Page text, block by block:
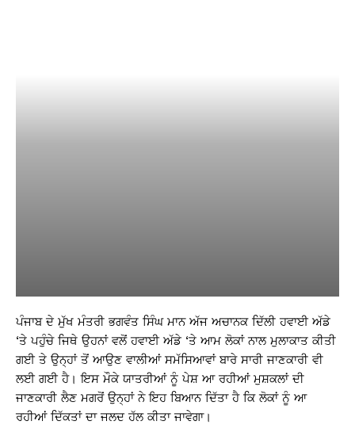
ਪੰਜਾਬ ਦੇ ਮੁੱਖ ਮੰਤਰੀ ਭਗਵੰਤ ਸਿੰਘ ਮਾਨ ਅੱਜ ਅਚਾਨਕ ਦਿੱਲੀ ਹਵਾਈ ਅੱਡੇ
‘ਤੇ ਪਹੁੰਚੇ ਜਿਥੇ ਉਹਨਾਂ ਵਲੋਂ ਹਵਾਈ ਅੱਡੇ ‘ਤੇ ਆਮ ਲੋਕਾਂ ਨਾਲ ਮੁਲਾਕਾਤ ਕੀਤੀ
ਗਈ ਤੇ ਉਨ੍ਹਾਂ ਤੋਂ ਆਉਣ ਵਾਲੀਆਂ ਸਮੱਸਿਆਵਾਂ ਬਾਰੇ ਸਾਰੀ ਜਾਣਕਾਰੀ ਵੀ
ਲਈ ਗਈ ਹੈ। ਇਸ ਮੌਕੇ ਯਾਤਰੀਆਂ ਨੂੰ ਪੇਸ਼ ਆ ਰਹੀਆਂ ਮੁਸ਼ਕਲਾਂ ਦੀ
ਜਾਣਕਾਰੀ ਲੈਣ ਮਗਰੋਂ ਉਨ੍ਹਾਂ ਨੇ ਇਹ ਬਿਆਨ ਦਿੱਤਾ ਹੈ ਕਿ ਲੋਕਾਂ ਨੂੰ ਆ
ਰਹੀਆਂ ਦਿੱਕਤਾਂ ਦਾ ਜਲਦ ਹੱਲ ਕੀਤਾ ਜਾਵੇਗਾ।